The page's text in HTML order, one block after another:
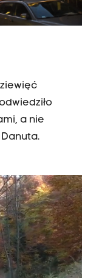
a nie